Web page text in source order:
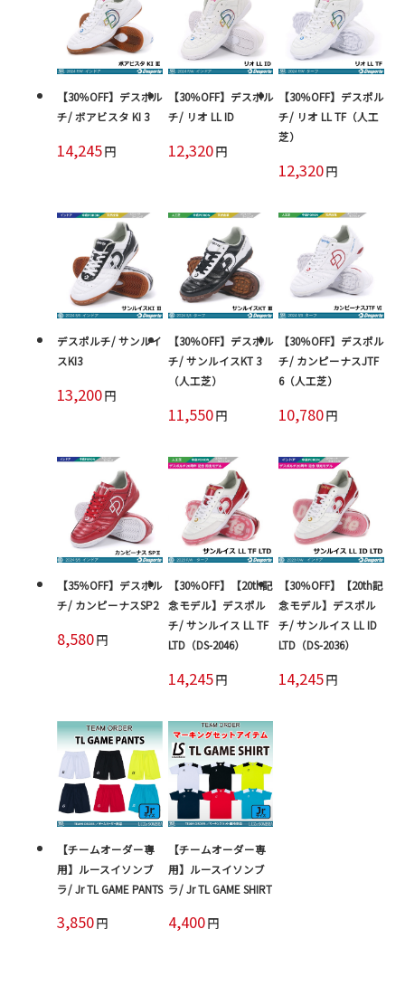
【30％OFF】デスポル
チ/ ボアビスタ KI 3
14,245円
【30％OFF】デスポル
チ/ リオ LL ID
12,320円
【30％OFF】デスポル
チ/ リオ LL TF（人工
芝）
12,320円
デスポルチ/ サンルイ
スKI3
13,200円
【30％OFF】デスポル
チ/ サンルイスKT 3
（人工芝）
11,550円
【30％OFF】デスポル
チ/ カンピーナスJTF
6（人工芝）
10,780円
【35％OFF】デスポル
チ/ カンピーナスSP2
8,580円
【30％OFF】【20th記
念モデル】デスポル
チ/ サンルイス LL TF
LTD（DS-2046）
14,245円
【30％OFF】【20th記
念モデル】デスポル
チ/ サンルイス LL ID
LTD（DS-2036）
14,245円
【チームオーダー専
用】ルースイソンブ
ラ/ Jr TL GAME PANTS
3,850円
【チームオーダー専
用】ルースイソンブ
ラ/ Jr TL GAME SHIRT
4,400円